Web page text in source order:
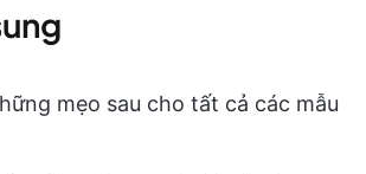
mẹo sau cho tất cả các mẫu